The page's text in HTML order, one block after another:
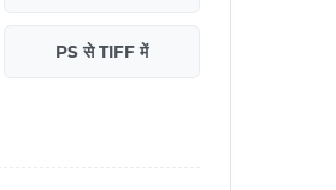
PS से TIFF में